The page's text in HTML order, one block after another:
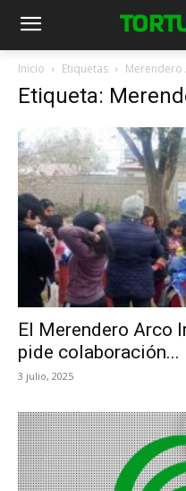
Inicio Etiquetas Merendero
Etiqueta:
El Merendero Arco
pide colaboración...
3 julio, 2025